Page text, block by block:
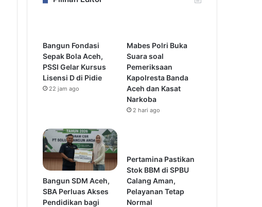
Bangun Fondasi
Sepak Bola Aceh,
PSSI Gelar Kursus
Lisensi D di Pidie
22 jam ago
Mabes Polri Buka
Suara soal
Pemeriksaan
Kapolresta Banda
Aceh dan Kasat
Narkoba
2 hari ago
Bangun SDM Aceh,
SBA Perluas Akses
Pendidikan bagi
Pertamina Pastikan
Stok BBM di SPBU
Calang Aman,
Pelayanan Tetap
Normal